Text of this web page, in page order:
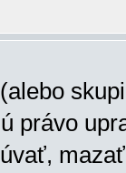
právo